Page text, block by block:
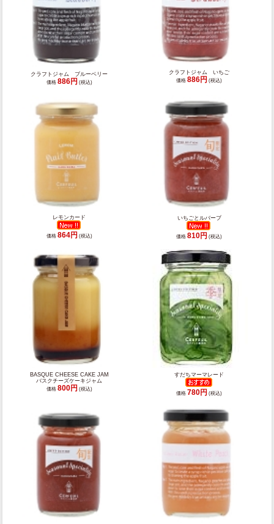
クラフトジャム ブルーベリー
価格 886円 (税込)
クラフトジャム いちご
価格 886円 (税込)
レモンカード
価格 864円 (税込)
いちごとルバーブ
価格 810円 (税込)
BASQUE CHEESE CAKE JAM
バスクチーズケーキジャム
価格 800円 (税込)
すだちマーマレード
価格 780円 (税込)